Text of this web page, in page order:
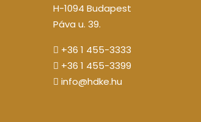
H-1094 Budapest
Páva u. 39.
+36 1 455-3333
+36 1 455-3399
info@hdke.hu